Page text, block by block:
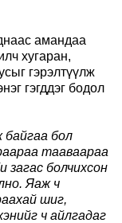
амандаа
хугаран,
гэрэлтүүлж
гэгддэг бодол
байгаа бол
тааваараа
загас болчихсон
Яаж ч
шиг,
ч айлгадаг